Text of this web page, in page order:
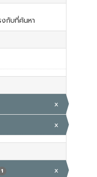
กับที่ค้นหา
x
x
1 x